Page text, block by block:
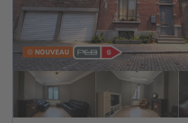
NOUVEAU